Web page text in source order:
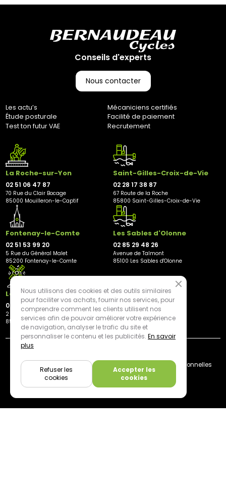
Conseils d'experts
Nous contacter
Les actu’s
Mécaniciens certifiés
Étude posturale
Facilité de paiement
Test ton futur VAE
Recrutement
La Roche-sur-Yon
02 51 06 47 87
70 Rue du Clair Bocage
85000 Mouilleron-le-Captif
Saint-Gilles-Croix-de-Vie
02 28 17 38 87
67 Route de la Roche
85800 Saint-Gilles-Croix-de-Vie
Fontenay-le-Comte
02 51 53 99 20
5 Rue du Général Malet
85200 Fontenay-le-Comte
Les Sables d'Olonne
02 85 29 48 26
Avenue de Talmont
85100 Les Sables d'Olonne
Les Herbiers
02 21 81 23 11
2 rue des Peupliers
85500 Les Herbiers
Livraison
Plan du site Mentions légales
Données personnelles
Cookies
Nous utilisons des cookies et des outils similaires
pour faciliter vos achats, fournir nos services, pour
comprendre comment les clients utilisent nos
services afin de pouvoir améliorer votre expérience
de navigation, analyser le trafic du site et
personnaliser le contenu et les publicités. En savoir
plus
Accepter les
cookies
Refuser les
cookies